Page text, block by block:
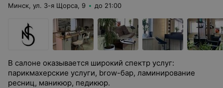
Минск, ул. 3-я Щорса, 9 до 21:00
В салоне оказывается широкий спектр услуг:
парикмахерские услуги, brow-бар, ламинирование
ресниц, маникюр, педикюр.